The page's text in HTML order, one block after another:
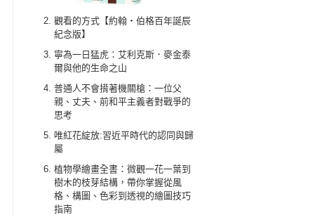
觀看的方式【約翰‧伯格百年誕辰
紀念版】
寧為一日猛虎：艾利克斯．麥金泰
爾與他的生命之山
普通人不會揹著機關槍：一位父
親、丈夫、前和平主義者對戰爭的
思考
唯紅花綻放:習近平時代的認同與歸
屬
植物學繪畫全書：微觀一花一葉到
樹木的枝芽結構，帶你掌握從風
格、構圖、色彩到透視的繪圖技巧
指南